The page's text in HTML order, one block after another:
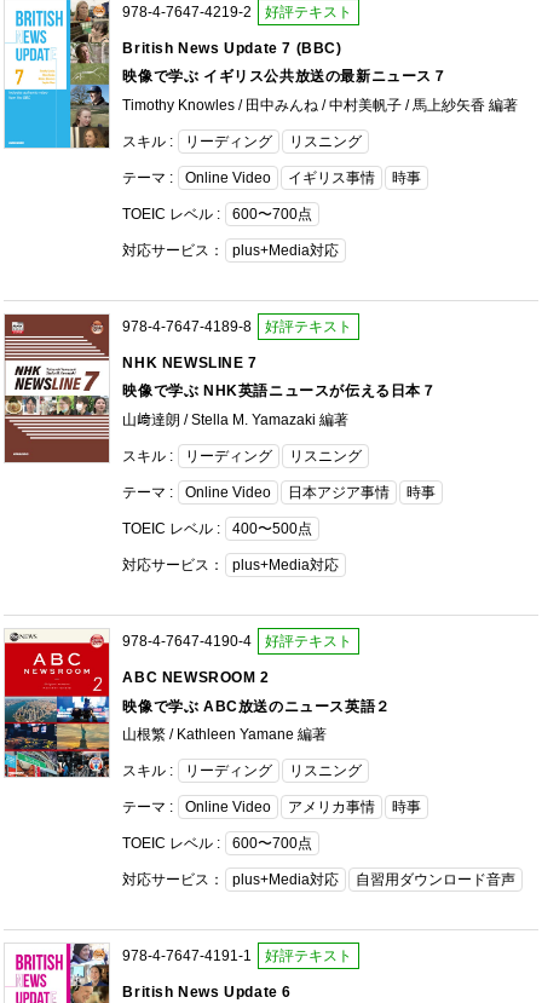
978-4-7647-4219-2 好評テキスト
British News Update 7 (BBC)
映像で学ぶ イギリス公共放送の最新ニュース７
Timothy Knowles / 田中みんね / 中村美帆子 / 馬上紗矢香 編著
スキル : リーディング リスニング
テーマ : Online Video イギリス事情 時事
TOEIC レベル : 600〜700点
対応サービス： plus+Media対応
978-4-7647-4189-8 好評テキスト
NHK NEWSLINE 7
映像で学ぶ NHK英語ニュースが伝える日本７
山﨑達朗 / Stella M. Yamazaki 編著
スキル : リーディング リスニング
テーマ : Online Video 日本アジア事情 時事
TOEIC レベル : 400〜500点
対応サービス： plus+Media対応
978-4-7647-4190-4 好評テキスト
ABC NEWSROOM 2
映像で学ぶ ABC放送のニュース英語２
山根繁 / Kathleen Yamane 編著
スキル : リーディング リスニング
テーマ : Online Video アメリカ事情 時事
TOEIC レベル : 600〜700点
対応サービス： plus+Media対応 自習用ダウンロード音声
978-4-7647-4191-1 好評テキスト
British News Update 6